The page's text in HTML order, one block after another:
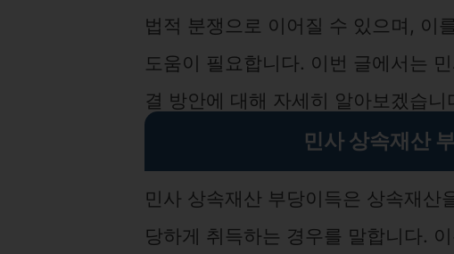
법적 분쟁으로 이어질 수 있으며, 이
도움이 필요합니다. 이번 글에서는
결 방안에 대해 자세히 알아보겠습니
민사 상속재산
민사 상속재산 부당이득은 상속재산
당하게 취득하는 경우를 말합니다.